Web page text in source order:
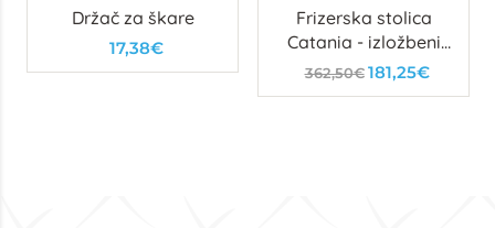
Držač za škare
17,38€
Frizerska stolica
Catania - izložbeni
primjerak
362,50€ 181,25€